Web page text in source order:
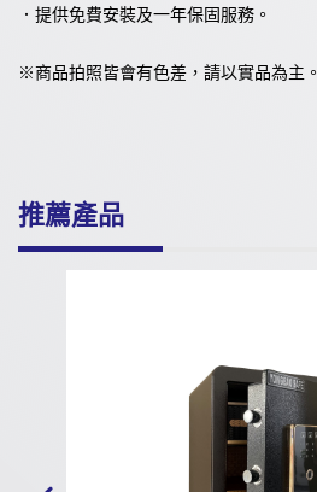
．提供免費安裝及一年保固服務。
※商品拍照皆會有色差，請以實品為主。
推薦產品